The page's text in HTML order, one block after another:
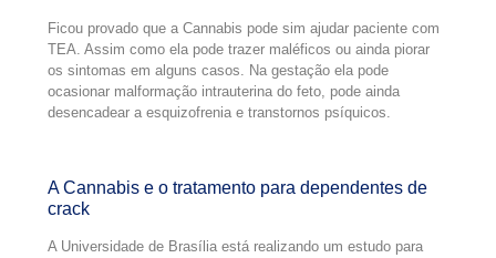
Ficou provado que a Cannabis pode sim ajudar paciente com
TEA. Assim como ela pode trazer maléficos ou ainda piorar
os sintomas em alguns casos. Na gestação ela pode
ocasionar malformação intrauterina do feto, pode ainda
desencadear a esquizofrenia e transtornos psíquicos.
A Cannabis e o tratamento para dependentes de
crack
A Universidade de Brasília está realizando um estudo para